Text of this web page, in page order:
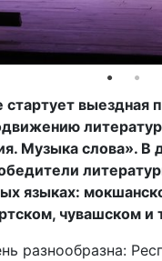
выездная
Музыка слова». В
языках:
чувашском и
разнообразна: